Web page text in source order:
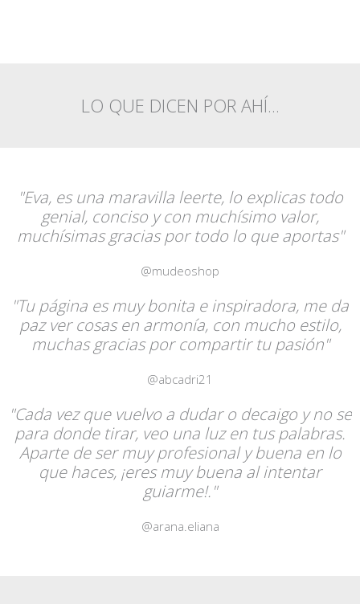
LO QUE DICEN POR AHÍ...
"Eva, es una maravilla leerte, lo explicas todo
genial, conciso y con muchísimo valor,
muchísimas gracias por todo lo que aportas"
@mudeoshop
"Tu página es muy bonita e inspiradora, me da
paz ver cosas en armonía, con mucho estilo,
muchas gracias por compartir tu pasión"
@abcadri21
"Cada vez que vuelvo a dudar o decaigo y no se
para donde tirar, veo una luz en tus palabras.
Aparte de ser muy profesional y buena en lo
que haces, ¡eres muy buena al intentar
guiarme!."
@arana.eliana